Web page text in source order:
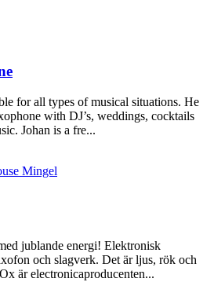
for all types of musical situations. He
with DJ’s, weddings, cocktails
Johan is a fre...
Mingel
jublande energi! Elektronisk
och slagverk. Det är ljus, rök och
är electronicaproducenten...